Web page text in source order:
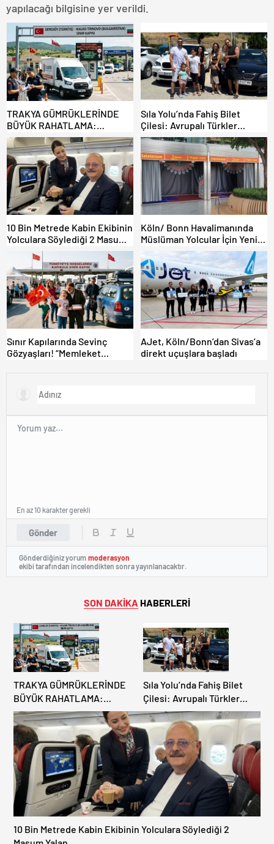
yapılacağı bilgisine yer verildi.
TRAKYA GÜMRÜKLERİNDE
BÜYÜK RAHATLAMA:
DEREKÖY HAFİF TİCARİ
ARAÇLARA AÇILIYOR!
Sıla Yolu’nda Fahiş Bilet
Çilesi: Avrupalı Türkler
Karayollarına Akın Etti,
Gümrükler Kilitlendi!
10 Bin Metrede Kabin Ekibinin
Yolculara Söylediği 2 Masum
Köln/ Bonn Havalimanında
Müslüman Yolcular İçin Yeni
İbadet Alanları Açıldı
Sınır Kapılarında Sevinç
Gözyaşları! “Memleket
AJet, Köln/Bonn’dan Sivas’a
direkt uçuşlara başladı
Gönder
En az 10 karakter gerekli
Gönderdiğiniz yorum moderasyon
ekibi tarafından incelendikten sonra yayınlanacaktır.
SON DAKİKA HABERLERİ
TRAKYA GÜMRÜKLERİNDE
BÜYÜK RAHATLAMA:
DEREKÖY HAFİF TİCARİ
ARAÇLARA AÇILIYOR!
Sıla Yolu’nda Fahiş Bilet
Çilesi: Avrupalı Türkler
Karayollarına Akın Etti,
Gümrükler Kilitlendi!
10 Bin Metrede Kabin Ekibinin Yolculara Söylediği 2